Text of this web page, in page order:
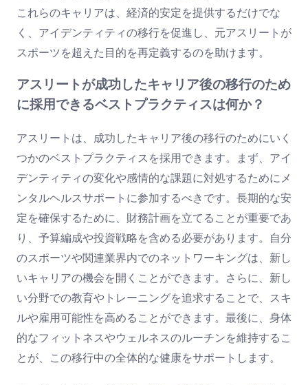
これらのキャリアは、経済的安定を提供するだけでな
く、アイデンティティの移行を促進し、元アスリートが
スポーツを超えた目的を再定義するのを助けます。
アスリートが成功したキャリア後の移行のため
に採用できるベストプラクティスは何か？
アスリートは、成功したキャリア後の移行のためにいく
つかのベストプラクティスを採用できます。まず、アイ
デンティティの変化や感情的な課題に対処するためにメ
ンタルヘルスサポートに参加するべきです。長期的な安
定を確保するために、財務計画を立てることが重要であ
り、予算編成や投資戦略を含める必要があります。自分
のスポーツや関連業界内でのネットワーキングは、新し
いキャリアの機会を開くことができます。さらに、新し
い分野での教育やトレーニングを追求することで、スキ
ルや雇用可能性を高めることができます。最後に、身体
的なフィットネスやウェルネスのルーチンを維持するこ
とが、この移行中の全体的な健康をサポートします。